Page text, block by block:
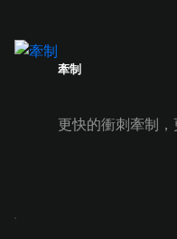
牽制
更快的衝刺牽制